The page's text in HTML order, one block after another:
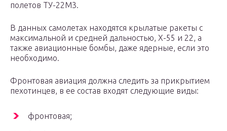
полетов ТУ-22М3.
В данных самолетах находятся крылатые ракеты с
максимальной и средней дальностью, Х-55 и 22, а
также авиационные бомбы, даже ядерные, если это
необходимо.
Фронтовая авиация должна следить за прикрытием
пехотинцев, в ее состав входят следующие виды:
фронтовая;